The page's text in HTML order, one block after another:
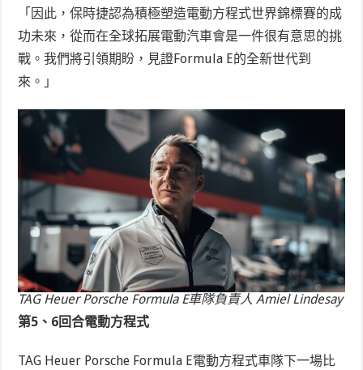
「因此，保時捷認為積極塑造電動方程式世界錦標賽的成
功未來，從而在全球拓展電動汽車會是一件很有意思的挑
戰。我們將引領期盼，見證Formula E的全新世代到
來。」
TAG Heuer Porsche Formula E車隊負責人 Amiel Lindesay
第5、6回合電動方程式
TAG Heuer Porsche Formula E電動方程式車隊下一場比